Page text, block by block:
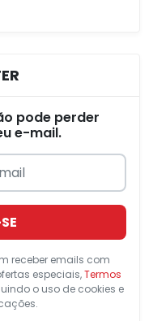
pode perder
e-mail.
receber emails com
especiais,Termos
o uso de cookies e